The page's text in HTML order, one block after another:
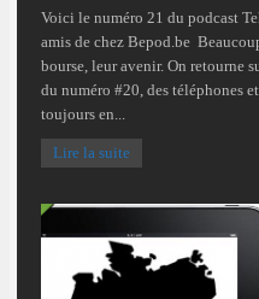
Voici le numéro 21 du podcast
amis de chez Bepod.be
bourse, leur avenir. On retourne
du numéro #20, des téléphones
toujours en...
Lire la suite